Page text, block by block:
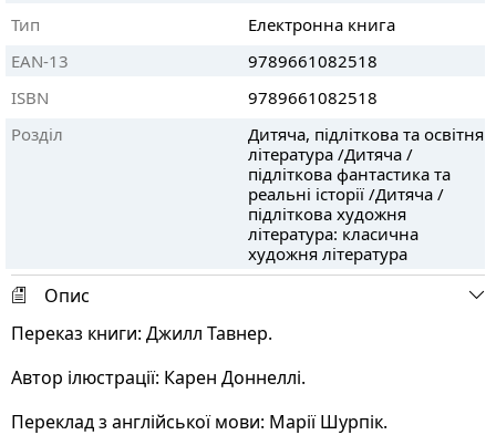
Тип
Електронна книга
EAN-13
9789661082518
ISBN
9789661082518
Розділ
Дитяча, підліткова та освітня
література /Дитяча /
підліткова фантастика та
реальні історії /Дитяча /
підліткова художня
література: класична
художня література
Опис
Переказ книги: Джилл Тавнер.
Автор ілюстрації: Карен Доннеллі.
Переклад з англійської мови: Марії Шурпік.